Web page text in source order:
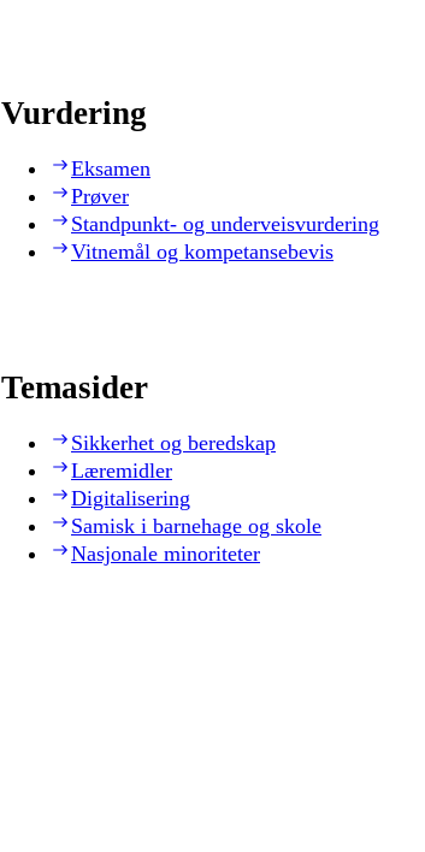
Vurdering
Eksamen
Prøver
Standpunkt- og underveisvurdering
Vitnemål og kompetansebevis
Temasider
Sikkerhet og beredskap
Læremidler
Digitalisering
Samisk i barnehage og skole
Nasjonale minoriteter